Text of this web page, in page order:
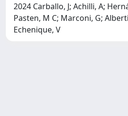
2024 Carballo, J; Achilli, A;
Pasten, M C; Marconi, G;
Echenique, V